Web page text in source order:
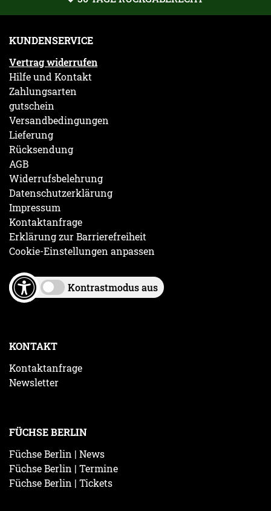
KUNDENSERVICE
Vertrag widerrufen
Hilfe und Kontakt
Zahlungsarten
gutschein
Versandbedingungen
Lieferung
Rücksendung
AGB
Widerrufsbelehrung
Datenschutzerklärung
Impressum
Kontaktanfrage
Erklärung zur Barrierefreiheit
Cookie-Einstellungen anpassen
Kontrastmodus aus
KONTAKT
Kontaktanfrage
Newsletter
FÜCHSE BERLIN
Füchse Berlin | News
Füchse Berlin | Termine
Füchse Berlin | Tickets